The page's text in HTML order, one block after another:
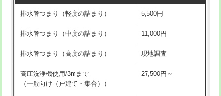
※給水管工事は20mmまでの価格です。
持込商品取付（混合水栓） 16,500円
持込商品取付（浄水器・分岐水栓） 16,500円
給水管工事※（ホール加工) 16,500円
給水管工事※（バンド止め) 3,300円
給水管工事※（支持金具設置)
排水管つまり（軽度の詰まり） 5,500円
排水管つまり（中度の詰まり） 11,000円
排水管つまり（高度の詰まり） 現地調査
高圧洗浄機使用/3mまで
（一般向け（戸建て・集合））
27,500円～